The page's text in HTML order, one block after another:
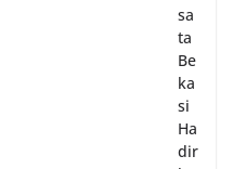
sa
ta
Be
ka
si
Ha
dir